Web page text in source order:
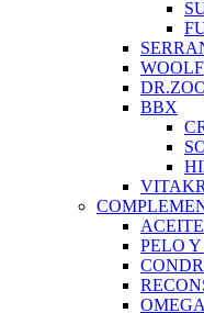
WOOLF
BBX
PELO